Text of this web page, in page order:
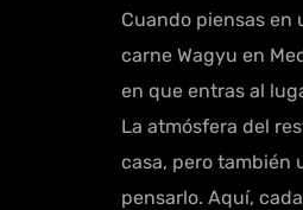
Cuando piensas en
carne Wagyu en
en que entras al
La atmósfera del
casa, pero también
pensarlo. Aquí,